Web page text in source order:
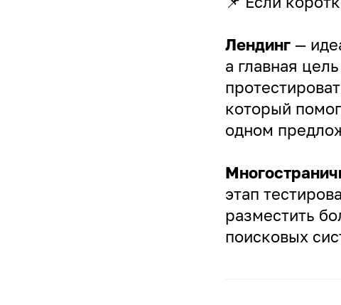
Лендинг —
а главная
который
одном
этап
разместить
поисковых